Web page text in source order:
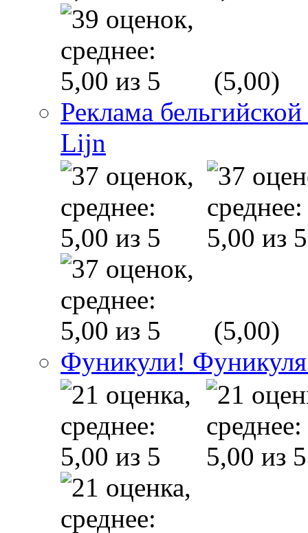
(5,00)
Реклама
Lijn
(5,00)
Фуникули!